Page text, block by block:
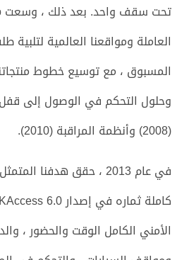
العاملة ومواقعنا العالمية لتلبية
المسبوق ، مع توسيع خطوط
وحلول التحكم في الوصول إلى
(2008) وأنظمة المراقبة (2010).
في عام 2013 ، حقق هدفنا
الأمني ​​الكامل الوقت والحضور ،